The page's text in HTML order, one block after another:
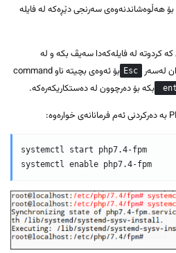
بۆ هەڵوەشاندنەوەی سەرنجی دێڕەکە لە فایلە
کە کردوتە لە فایلەکەدا سەیڤ بکە و لە
Esc
بۆ ئەوەی بچیتە ناو command
بکە بۆ دەرچوون لە دەستکاریکەرەکە.
systemctl start php7.4-fpm